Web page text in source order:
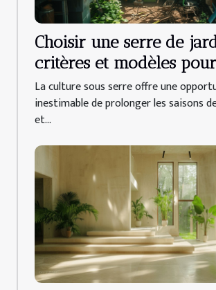
Choisir une serre de
critères et modèles pour
cultiver toute l'année
La culture sous serre offre une
inestimable de prolonger les saisons
et...